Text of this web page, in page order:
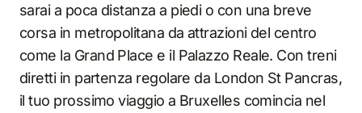
sarai a poca distanza a piedi o con una breve
corsa in metropolitana da attrazioni del centro
come la Grand Place e il Palazzo Reale. Con treni
diretti in partenza regolare da London St Pancras,
il tuo prossimo viaggio a Bruxelles comincia nel